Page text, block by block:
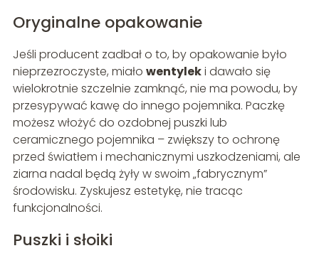
Oryginalne opakowanie
Jeśli producent zadbał o to, by opakowanie było
nieprzezroczyste, miało wentyleki dawało się
wielokrotnie szczelnie zamknąć, nie ma powodu, by
przesypywać kawę do innego pojemnika. Paczkę
możesz włożyć do ozdobnej puszki lub
ceramicznego pojemnika – zwiększy to ochronę
przed światłem i mechanicznymi uszkodzeniami, ale
ziarna nadal będą żyły w swoim „fabrycznym”
środowisku. Zyskujesz estetykę, nie tracąc
funkcjonalności.
Puszki i słoiki